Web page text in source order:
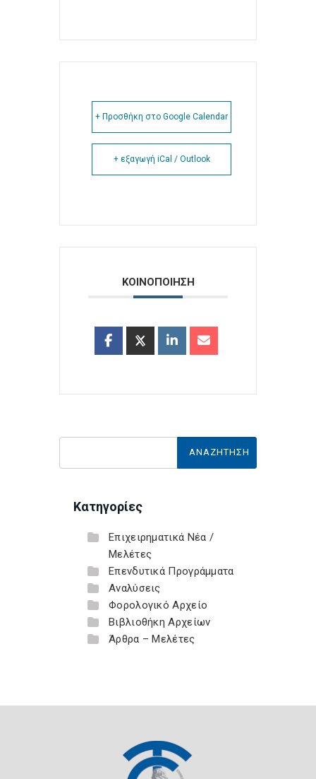
+ Προσθήκη στο Google Calendar
+ εξαγωγή iCal / Outlook
ΚΟΙΝΟΠΟΙΗΣΗ
Κατηγορίες
Επιχειρηματικά Νέα /
Μελέτες
Επενδυτικά Προγράμματα
Αναλύσεις
Φορολογικό Αρχείο
Βιβλιοθήκη Αρχείων
Άρθρα – Μελέτες